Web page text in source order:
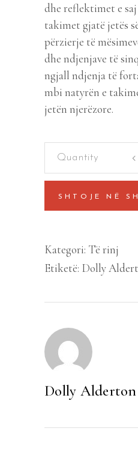
dhe reflektimet e
takimet gjatë jetës
përzierje të
dhe ndjenjave të
ngjall ndjenja të
mbi natyrën e
jetën njerëzore.
dija
per
SHTOJE NË
Kategori: Të rinj
Etiketë: Dolly
Dolly Alderton